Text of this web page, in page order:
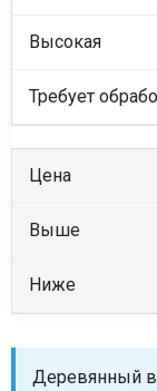
Высокая
Требует
Цена
Выше
Ниже
Деревянный